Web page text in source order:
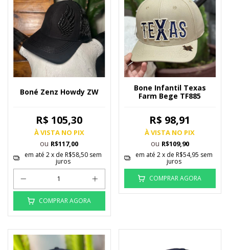
Boné Zenz Howdy ZW
R$ 105,30
À VISTA NO PIX
ou R$117,00
em até2x deR$58,50 sem
juros
COMPRAR AGORA
Bone Infantil Texas
Farm Bege TF885
R$ 98,91
À VISTA NO PIX
ou R$109,90
em até 2x de R$54,95 sem
juros
COMPRAR AGORA